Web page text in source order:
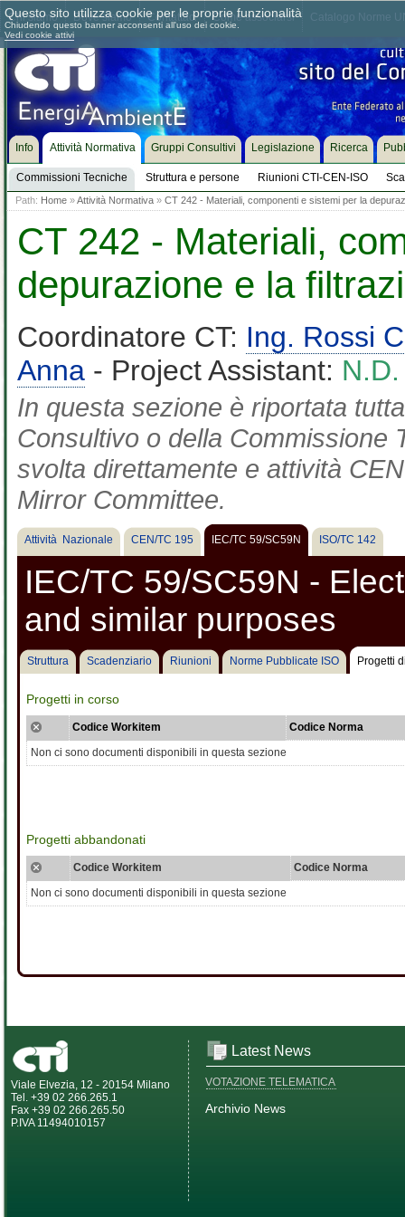
Chi siamo Dove siamo Contattaci Come associarsi
Info Attività Normativa
Commissioni Tecniche Struttura e persone Riunioni CTI-CEN-ISO
Gruppi Consultivi Legislazione Ricerca
Path: Home »Attività Normativa » CT 242 - Materiali, componenti e sistemi per la
CT 242 - Materiali,
depurazione e la
Coordinatore CT: Ing. Rossi
Anna - Project Assistant: N.D.
In questa sezione è riportata
Consultivo o della Commissione
svolta direttamente e attività
Mirror Committee.
Attività Nazionale CEN/TC 195 IEC/TC 59/SC59N ISO/TC 142
IEC/TC 59/SC59N -
and similar purposes
Struttura Scadenziario Riunioni Norme Pubblicate ISO Progetti
Progetti in corso
Codice Workitem
Codice Norma
Non ci sono documenti disponibili in questa sezione
Progetti abbandonati
Codice Workitem
Codice Norma
Non ci sono documenti disponibili in questa sezione
Viale Elvezia, 12 - 20154 Milano
Tel. +39 02 266.265.1
Fax +39 02 266.265.50
P.IVA 11494010157
Latest News
VOTAZIONE TELEMATICA
Archivio News
Questo sito utilizza cookie per le proprie funzionalità
Chiudendo questo banner acconsenti all'uso dei cookie.
Vedi cookie attivi